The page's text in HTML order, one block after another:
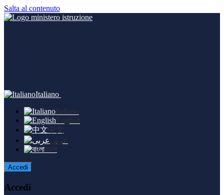
Salta al contenuto
Italiano
Italiano
English
中文
عربى
বাংলা
Accedi
Accedi